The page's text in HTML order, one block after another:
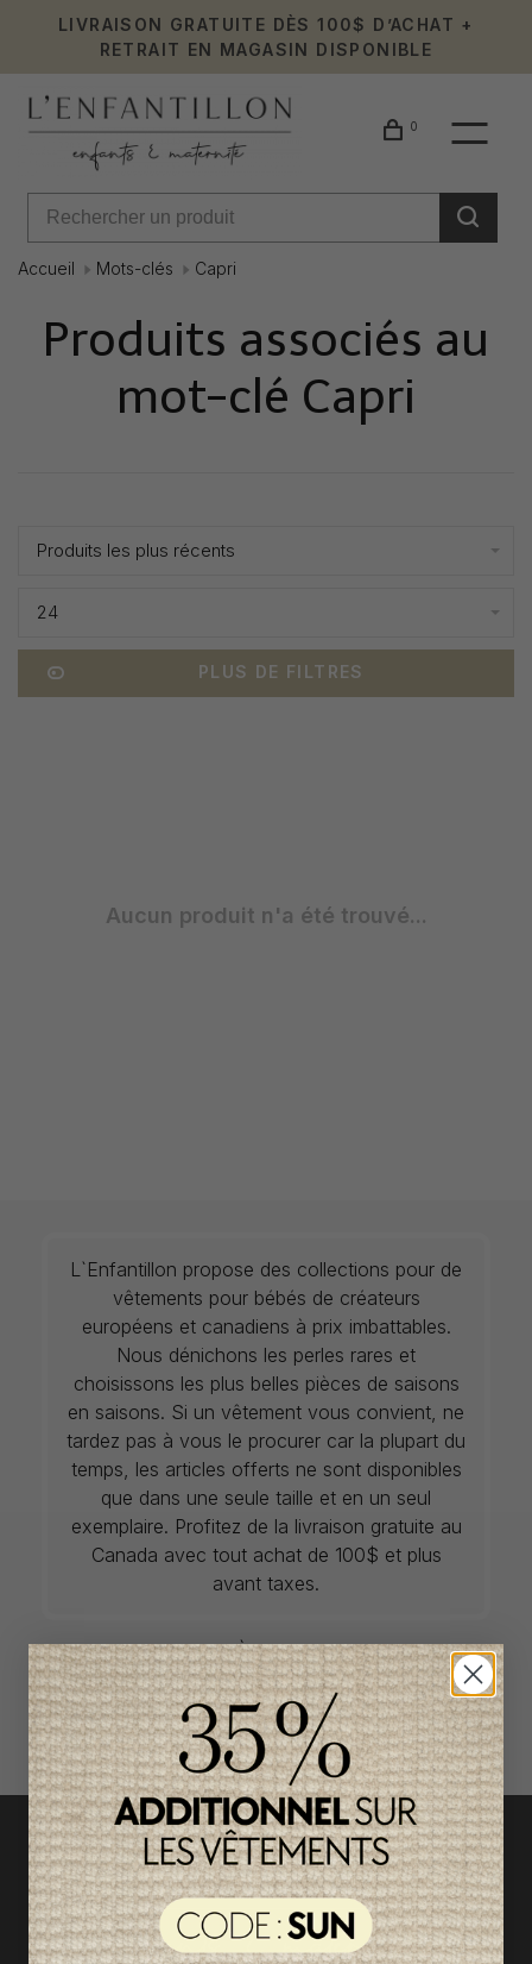
LIVRAISON GRATUITE DÈS 100$ D’ACHAT +
RETRAIT EN MAGASIN DISPONIBLE
0
Accueil Mots-clés Capri
Produits associés au
mot-clé Capri
Produits les plus récents
24
PLUS DE FILTRES
Aucun produit n'a été trouvé...
L`Enfantillon propose des collections pour de
vêtements pour bébés de créateurs
européens et canadiens à prix imbattables.
Nous dénichons les perles rares et
choisissons les plus belles pièces de saisons
en saisons. Si un vêtement vous convient, ne
tardez pas à vous le procurer car la plupart du
temps, les articles offerts ne sont disponibles
que dans une seule taille et en un seul
exemplaire. Profitez de la livraison gratuite au
Canada avec tout achat de 100$ et plus
avant taxes.
ACCÈS RAPIDE
magasinez par catégorie